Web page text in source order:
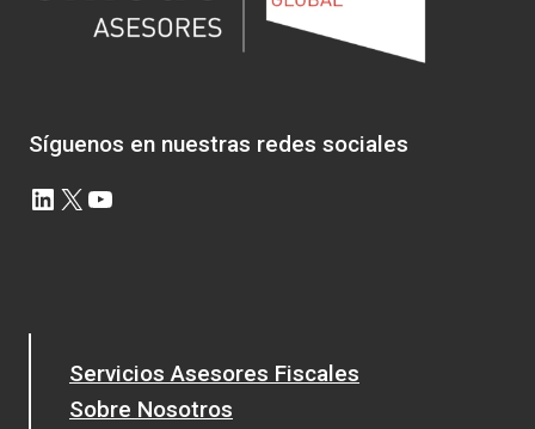
Síguenos en nuestras redes sociales
LinkedIn
X YouTube
Servicios Asesores Fiscales
Sobre Nosotros